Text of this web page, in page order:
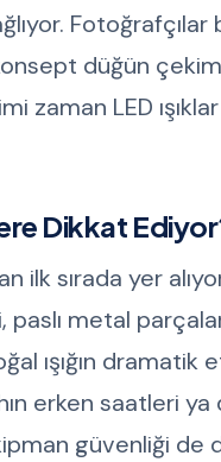
Fotoğrafçılar
düğün
zaman LED
Dikkat
sırada yer
metal
ışığın
erken saatleri ya
güvenliği de